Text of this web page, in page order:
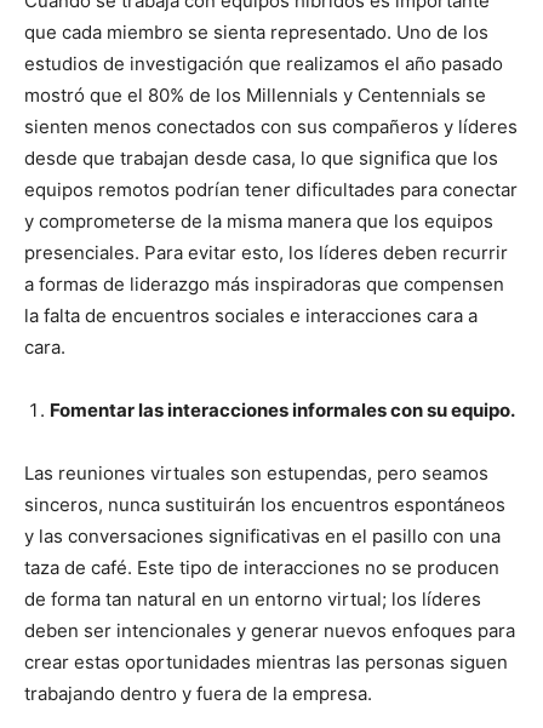
que cada miembro se sienta representado. Uno de los
estudios de investigación que realizamos el año pasado
mostró que el 80% de los Millennials y Centennials se
sienten menos conectados con sus compañeros y líderes
desde que trabajan desde casa, lo que significa que los
equipos remotos podrían tener dificultades para conectar
y comprometerse de la misma manera que los equipos
presenciales. Para evitar esto, los líderes deben recurrir
a formas de liderazgo más inspiradoras que compensen
la falta de encuentros sociales e interacciones cara a
cara.
Fomentar las interacciones informales con su equipo.
Las reuniones virtuales son estupendas, pero seamos
sinceros, nunca sustituirán los encuentros espontáneos
y las conversaciones significativas en el pasillo con una
taza de café. Este tipo de interacciones no se producen
de forma tan natural en un entorno virtual; los líderes
deben ser intencionales y generar nuevos enfoques para
crear estas oportunidades mientras las personas siguen
trabajando dentro y fuera de la empresa.